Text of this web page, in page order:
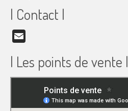
| Contact |
| Les points de vente |